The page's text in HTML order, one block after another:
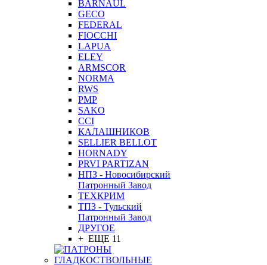
BARNAUL
GEСO
FEDERAL
FIOCCHI
LAPUA
ELEY
ARMSCOR
NORMA
RWS
PMP
SAKO
CCI
КАЛАШНИКОВ
SELLIER BELLOT
HORNADY
PRVI PARTIZAN
НПЗ - Новосибирский
Патронный Завод
ТЕХКРИМ
ТПЗ - Тульский
Патронный Завод
ДРУГОЕ
+ ЕЩЕ 11